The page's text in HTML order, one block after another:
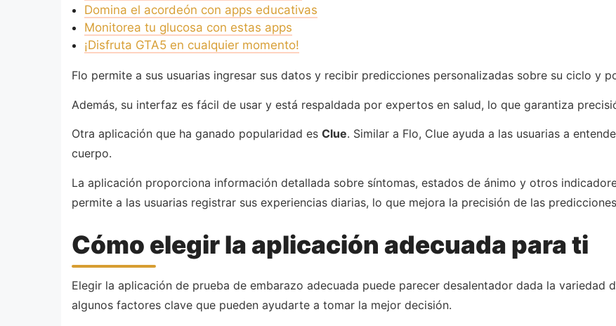
Domina el acordeón con apps educativas
Monitorea tu glucosa con estas apps
¡Disfruta GTA5 en cualquier momento!
Flo permite a sus usuarias ingresar sus datos y recibir predicciones personalizadas sobre su ciclo y
Además, su interfaz es fácil de usar y está respaldada por expertos en salud, lo que garantiza
Otra aplicación que ha ganado popularidad es Clue. Similar a Flo, Clue ayuda a las usuarias a
cuerpo.
La aplicación proporciona información detallada sobre síntomas, estados de ánimo y otros
permite a las usuarias registrar sus experiencias diarias, lo que mejora la precisión de las
Cómo elegir la aplicación adecuada para ti
Elegir la aplicación de prueba de embarazo adecuada puede parecer desalentador dada la variedad
algunos factores clave que pueden ayudarte a tomar la mejor decisión.